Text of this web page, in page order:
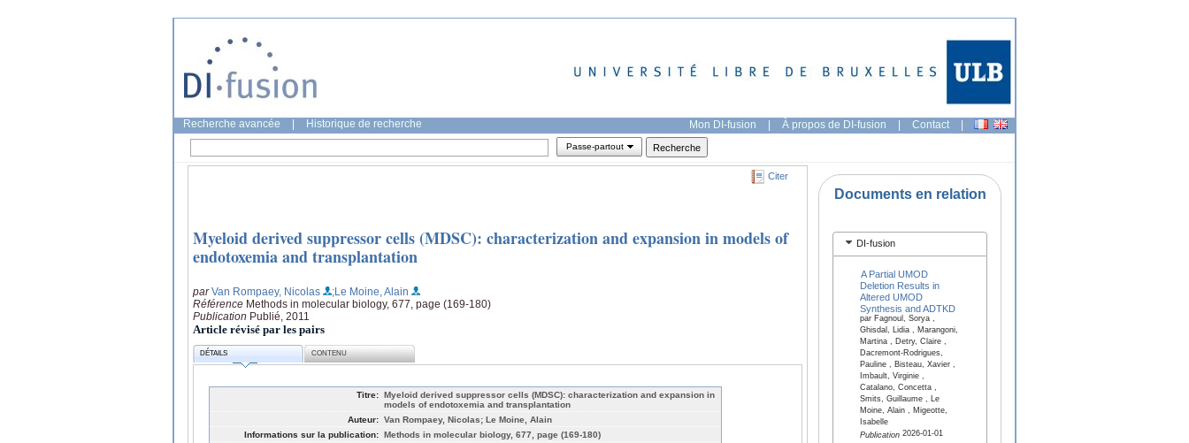
Recherche avancée Historique de recherche Mon DI-fusion | À propos de DI-fusion | Contact |
Passe-partout
Citer
Myeloid derived suppressor cells (MDSC): characterization and expansion in models of
endotoxemia and transplantation
parVan Rompaey, Nicolas
;Le Moine, Alain
Référence Methods in molecular biology, 677, page (169-180)
Publication Publié, 2011
Article révisé par les pairs
DÉTAILS CONTENU
Titre: Myeloid derived suppressor cells (MDSC): characterization and expansion in
models of endotoxemia and transplantation
Auteur: Van Rompaey, Nicolas; Le Moine, Alain
Informations sur la publication: Methods in molecular biology, 677, page (169-180)
Documents en relation
DI-fusion
A Partial UMOD
Deletion Results in
Altered UMOD
Synthesis and ADTKD
par Fagnoul, Sorya ,
Ghisdal, Lidia , Marangoni,
Martina , Detry, Claire ,
Dacremont-Rodrigues,
Pauline , Bisteau, Xavier ,
Imbault, Virginie ,
Catalano, Concetta ,
Smits, Guillaume , Le
Moine, Alain , Migeotte,
Isabelle
Publication2026-01-01